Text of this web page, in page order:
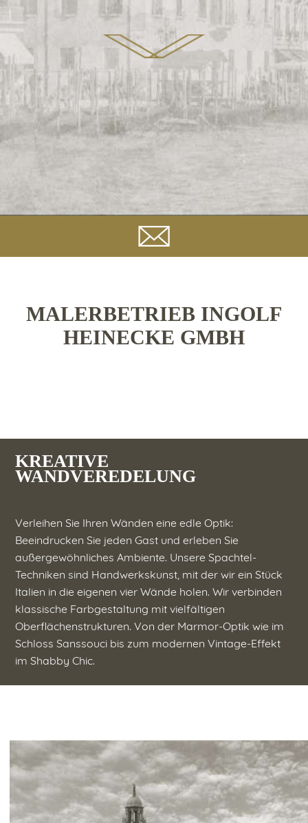
MALERBETRIEB INGOLF
HEINECKE GMBH
KREATIVE
WANDVEREDELUNG
Verleihen Sie Ihren Wänden eine edle Optik:
Beeindrucken Sie jeden Gast und erleben Sie
außergewöhnliches Ambiente. Unsere Spachtel-
Techniken sind Handwerkskunst, mit der wir ein Stück
Italien in die eigenen vier Wände holen. Wir verbinden
klassische Farbgestaltung mit vielfältigen
Oberflächenstrukturen. Von der Marmor-Optik wie im
Schloss Sanssouci bis zum modernen Vintage-Effekt
im Shabby Chic.